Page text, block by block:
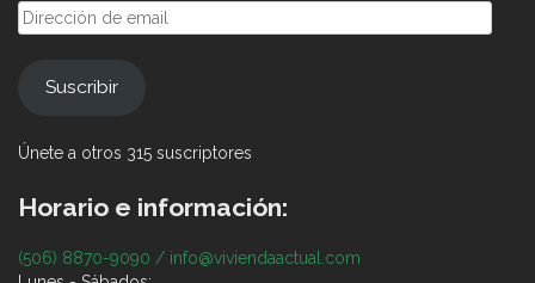
Dirección
de
Suscribir
Únete a otros 315 suscriptores
Horario e información:
(506) 8870-9090 / info@viviendaactual.com